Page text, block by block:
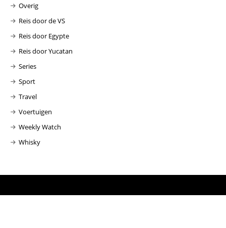
Overig
Reis door de VS
Reis door Egypte
Reis door Yucatan
Series
Sport
Travel
Voertuigen
Weekly Watch
Whisky